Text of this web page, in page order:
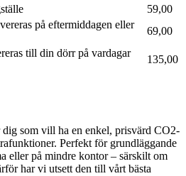
59,00
på eftermiddagen eller
69,00
till din dörr på vardagar
135,00
dig som vill ha en enkel, prisvärd CO2-
Perfekt för grundläggande
eller på mindre kontor – särskilt om
har vi utsett den till vårt bästa